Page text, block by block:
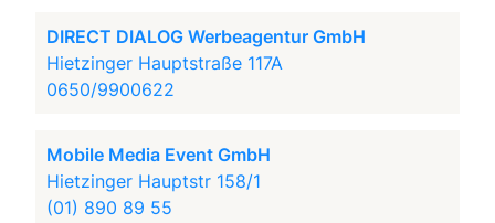
DIRECT DIALOG Werbeagentur GmbH
Hietzinger Hauptstraße 117A
0650/9900622
Mobile Media Event GmbH
Hietzinger Hauptstr 158/1
(01) 890 89 55